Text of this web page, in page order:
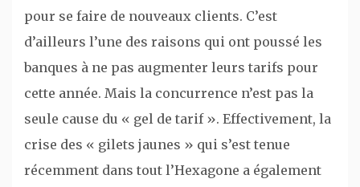
pour se faire de nouveaux clients. C’est
d’ailleurs l’une des raisons qui ont poussé les
banques à ne pas augmenter leurs tarifs pour
cette année. Mais la concurrence n’est pas la
seule cause du « gel de tarif ». Effectivement, la
crise des « gilets jaunes » qui s’est tenue
récemment dans tout l’Hexagone a également